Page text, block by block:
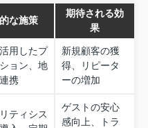
な施策
期待される効
果
用したプ
ョン、地
携
新規顧客の獲
得、リピータ
ーの増加
ティシス
ゲストの安心
感向上、トラ